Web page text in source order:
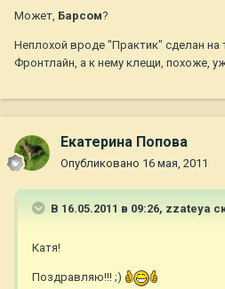
Может, Барсом?
Неплохой вроде "Практик" сделан на
Фронтлайн, а к нему клещи, похоже,
Екатерина Попова
Опубликовано 16 мая, 2011
В 16.05.2011 в 09:26, zzateya
Катя!
Поздравляю!!! ;)